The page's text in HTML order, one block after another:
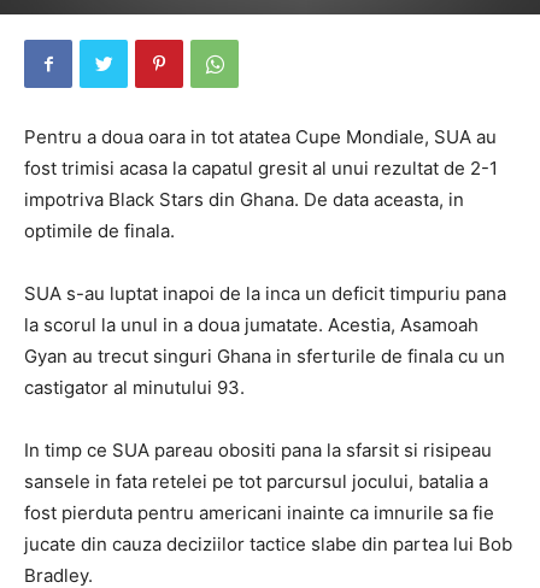
Pentru a doua oara in tot atatea Cupe Mondiale, SUA au
fost trimisi acasa la capatul gresit al unui rezultat de 2-1
impotriva Black Stars din Ghana. De data aceasta, in
optimile de finala.
SUA s-au luptat inapoi de la inca un deficit timpuriu pana
la scorul la unul in a doua jumatate. Acestia, Asamoah
Gyan au trecut singuri Ghana in sferturile de finala cu un
castigator al minutului 93.
In timp ce SUA pareau obositi pana la sfarsit si risipeau
sansele in fata retelei pe tot parcursul jocului, batalia a
fost pierduta pentru americani inainte ca imnurile sa fie
jucate din cauza deciziilor tactice slabe din partea lui Bob
Bradley.